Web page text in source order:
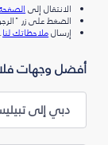
الانتقال إلى
الضغط على زر
إرسالملاحظاتك لنا.
أفضل وجهات
دبي إلى